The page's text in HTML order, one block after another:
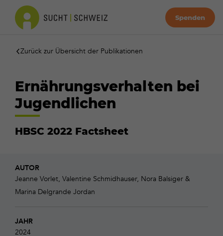
Spenden
Zurück zur Übersicht der Publikationen
Ernährungsverhalten bei
Jugendlichen
HBSC 2022 Factsheet
AUTOR
Jeanne Vorlet, Valentine Schmidhauser, Nora Balsiger &
Marina Delgrande Jordan
JAHR
2024